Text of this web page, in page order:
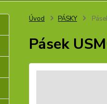
Úvod PÁSKY
Pásek